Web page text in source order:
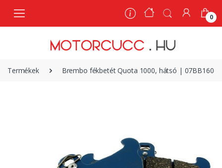
0
Termékek Brembo fékbetét Quota 1000, hátsó | 07BB1606
0